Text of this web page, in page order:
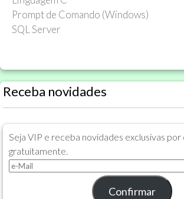
Prompt de Comando (Windows)
SQL Server
Receba novidades
Seja VIP e receba novidades exclusivas por
gratuitamente.
e-
Confirmar